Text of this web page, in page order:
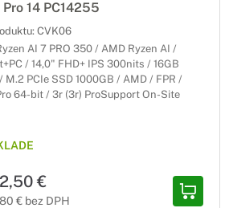
Pro 14 PC14255
CVK06
AI 7 PRO 350 / AMD Ryzen AI /
/ 14,0" FHD+ IPS 300nits / 16GB
M.2 PCIe SSD 1000GB / AMD / FPR /
64-bit / 3r (3r) ProSupport On-Site
€
€ bez DPH